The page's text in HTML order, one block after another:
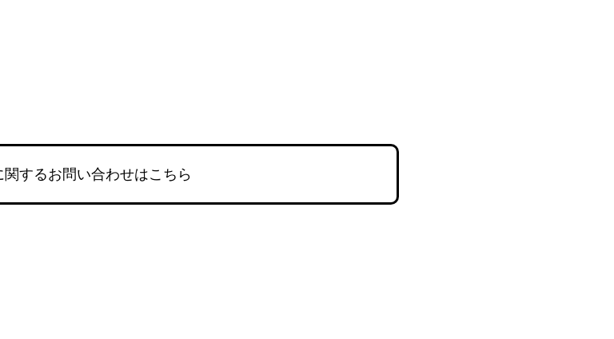
関するお問い合わせはこちら